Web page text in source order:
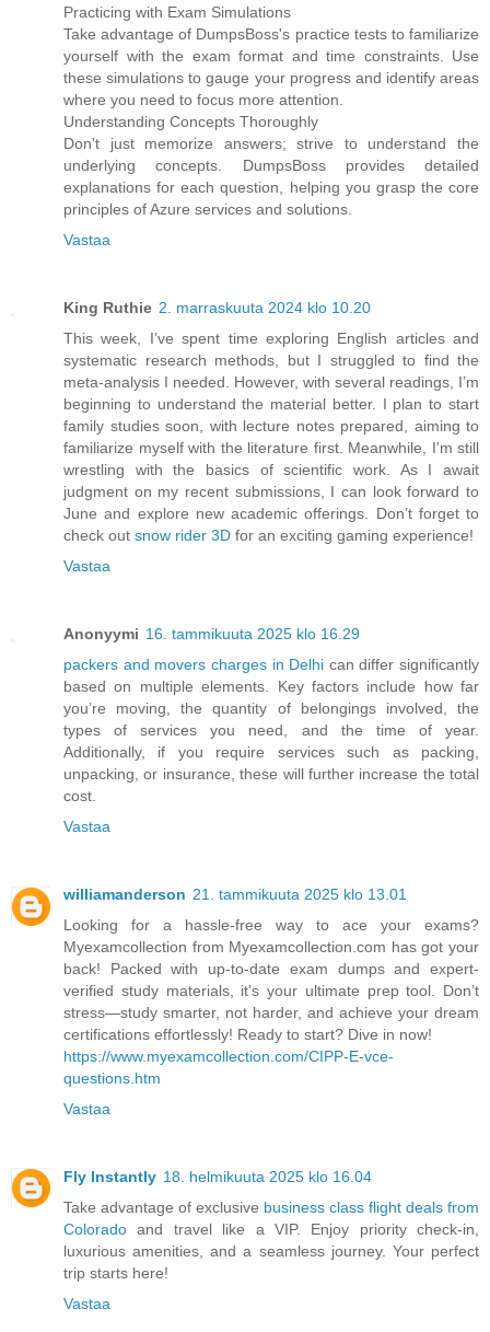
Practicing with Exam Simulations
Take advantage of DumpsBoss's practice tests to familiarize
yourself with the exam format and time constraints. Use
these simulations to gauge your progress and identify areas
where you need to focus more attention.
Understanding Concepts Thoroughly
Don't just memorize answers; strive to understand the
underlying concepts. DumpsBoss provides detailed
explanations for each question, helping you grasp the core
principles of Azure services and solutions.
Vastaa
King Ruthie 2. marraskuuta 2024 klo 10.20
This week, I’ve spent time exploring English articles and
systematic research methods, but I struggled to find the
meta-analysis I needed. However, with several readings, I’m
beginning to understand the material better. I plan to start
family studies soon, with lecture notes prepared, aiming to
familiarize myself with the literature first. Meanwhile, I'm still
wrestling with the basics of scientific work. As I await
judgment on my recent submissions, I can look forward to
June and explore new academic offerings. Don’t forget to
check out snow rider 3D for an exciting gaming experience!
Vastaa
Anonyymi 16. tammikuuta 2025 klo 16.29
packers and movers charges in Delhi can differ significantly
based on multiple elements. Key factors include how far
you’re moving, the quantity of belongings involved, the
types of services you need, and the time of year.
Additionally, if you require services such as packing,
unpacking, or insurance, these will further increase the total
cost.
Vastaa
williamanderson 21. tammikuuta 2025 klo 13.01
Looking for a hassle-free way to ace your exams?
Myexamcollection from Myexamcollection.com has got your
back! Packed with up-to-date exam dumps and expert-
verified study materials, it’s your ultimate prep tool. Don’t
stress—study smarter, not harder, and achieve your dream
certifications effortlessly! Ready to start? Dive in now!
https://www.myexamcollection.com/CIPP-E-vce-
questions.htm
Vastaa
Fly Instantly 18. helmikuuta 2025 klo 16.04
Take advantage of exclusive business class flight deals from
Colorado and travel like a VIP. Enjoy priority check-in,
luxurious amenities, and a seamless journey. Your perfect
trip starts here!
Vastaa